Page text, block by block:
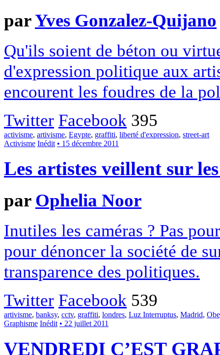
parYves Gonzalez-Quijano
Qu'ils soient de béton ou
d'expression politique aux
encourent les foudres de la
Twitter Facebook 395
activisme, artivisme, Egypte, graffiti, liberté d'expression, street-art
Activisme Inédit • 15 décembre 2011
Les artistes veillent sur
par Ophelia Noor
Inutiles les caméras ? Pas
pour dénoncer la société de
transparence des politiques.
Twitter Facebook 539
artivisme, banksy, cctv, graffiti, londres, Luz Interruptus, Madrid,
Graphisme Inédit • 22 juillet 2011
VENDREDI C’EST